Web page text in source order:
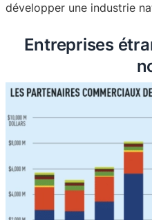
développer une industrie
Entreprises